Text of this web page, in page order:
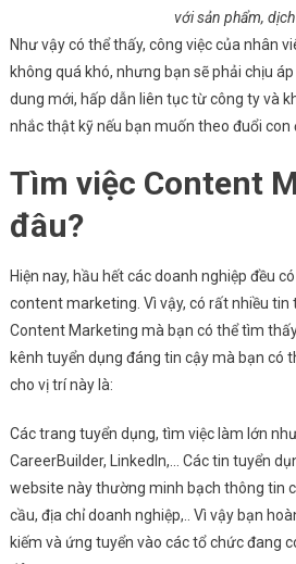
với sản phẩm,
Như vậy có thể thấy, công việc của nhân
không quá khó, nhưng bạn sẽ phải chịu
dung mới, hấp dẫn liên tục từ công ty và
nhắc thật kỹ nếu bạn muốn theo đuổi con
Tìm việc Content
đâu?
Hiện nay, hầu hết các doanh nghiệp đều
content marketing. Vì vậy, có rất nhiều tin
Content Marketing mà bạn có thể tìm
kênh tuyển dụng đáng tin cậy mà bạn có
cho vị trí này là:
Các trang tuyển dụng, tìm việc làm lớn
CareerBuilder, LinkedIn,… Các tin tuyển
website này thường minh bạch thông tin
cầu, địa chỉ doanh nghiệp,.. Vì vậy bạn
kiếm và ứng tuyển vào các tổ chức đang